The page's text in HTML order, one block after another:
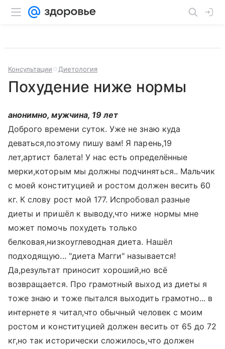
Консультации Диетология
Похудение ниже нормы
анонимно, мужчина, 19 лет
Доброго времени суток. Уже не знаю куда
деваться,поэтому пишу вам! Я парень,19
лет,артист балета! У нас есть определённые
мерки,которым мы должны подчиняться.. Мальчик
с моей конституцией и ростом должен весить 60
кг. К слову рост мой 177. Испробовал разные
диеты и пришёл к выводу,что ниже нормы мне
может помочь похудеть только
белковая,низкоуглеводная диета. Нашёл
подходящую... "диета Магги" называется!
Да,результат приносит хороший,но всё
возвращается. Про грамотный выход из диеты я
тоже знаю и тоже пытался выходить грамотно... в
интернете я читал,что обычный человек с моим
ростом и конституцией должен весить от 65 до 72
кг,но так исторически сложилось,что должен